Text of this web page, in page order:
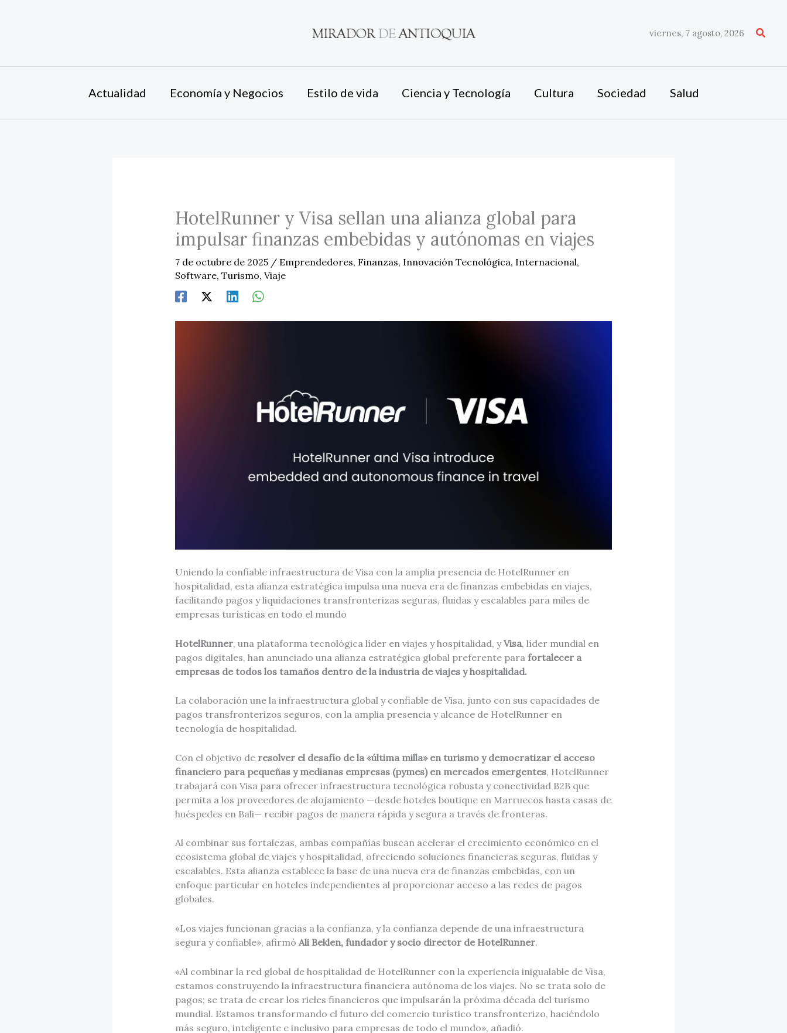
viernes, 7 agosto, 2026
Actualidad Economía y Negocios Estilo de vida Ciencia y Tecnología Cultura Sociedad Salud
HotelRunner y Visa sellan una alianza global para
impulsar finanzas embebidas y autónomas en viajes
7 de octubre de 2025 / Emprendedores, Finanzas, Innovación Tecnológica, Internacional,
Software, Turismo, Viaje
Uniendo la confiable infraestructura de Visa con la amplia presencia de HotelRunner en
hospitalidad, esta alianza estratégica impulsa una nueva era de finanzas embebidas en viajes,
facilitando pagos y liquidaciones transfronterizas seguras, fluidas y escalables para miles de
empresas turísticas en todo el mundo
HotelRunner, una plataforma tecnológica líder en viajes y hospitalidad, yVisa, líder mundial en
pagos digitales, han anunciado una alianza estratégica global preferente para fortalecer a
empresas de todos los tamaños dentro de la industria de viajes y hospitalidad.
La colaboración une la infraestructura global y confiable de Visa, junto con sus capacidades de
pagos transfronterizos seguros, con la amplia presencia y alcance de HotelRunner en
tecnología de hospitalidad.
Con el objetivo de resolver el desafío de la «última milla» en turismo y democratizar el acceso
financiero para pequeñas y medianas empresas (pymes) en mercados emergentes, HotelRunner
trabajará con Visa para ofrecer infraestructura tecnológica robusta y conectividad B2B que
permita a los proveedores de alojamiento —desde hoteles boutique en Marruecos hasta casas de
huéspedes en Bali— recibir pagos de manera rápida y segura a través de fronteras.
Al combinar sus fortalezas, ambas compañías buscan acelerar el crecimiento económico en el
ecosistema global de viajes y hospitalidad, ofreciendo soluciones financieras seguras, fluidas y
escalables. Esta alianza establece la base de una nueva era de finanzas embebidas, con un
enfoque particular en hoteles independientes al proporcionar acceso a las redes de pagos
globales.
«Los viajes funcionan gracias a la confianza, y la confianza depende de una infraestructura
segura y confiable», afirmó Ali Beklen, fundador y socio director de HotelRunner.
«Al combinar la red global de hospitalidad de HotelRunner con la experiencia inigualable de Visa,
estamos construyendo la infraestructura financiera autónoma de los viajes. No se trata solo de
pagos; se trata de crear los rieles financieros que impulsarán la próxima década del turismo
mundial. Estamos transformando el futuro del comercio turístico transfronterizo, haciéndolo
más seguro, inteligente e inclusivo para empresas de todo el mundo», añadió.